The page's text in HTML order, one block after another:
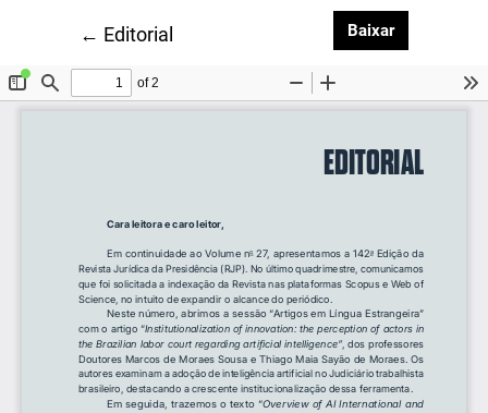
← Voltar aos Detalhes do Artigo
Editorial BaixarBaixar PDF